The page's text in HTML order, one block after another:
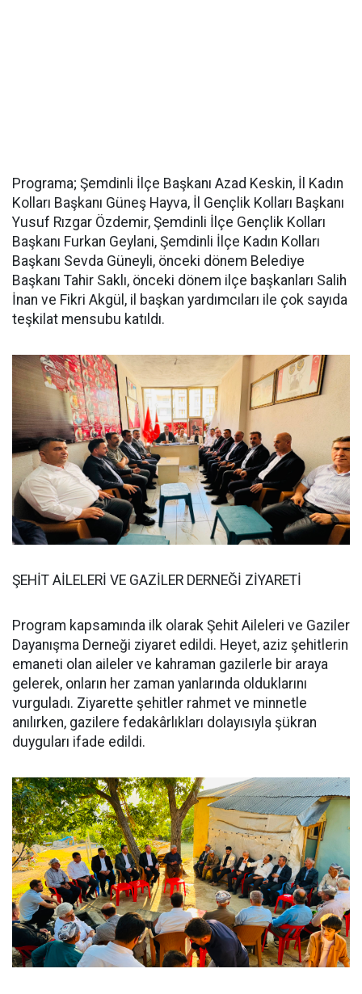
Programa; Şemdinli İlçe Başkanı Azad Keskin, İl Kadın
Kolları Başkanı Güneş Hayva, İl Gençlik Kolları Başkanı
Yusuf Rızgar Özdemir, Şemdinli İlçe Gençlik Kolları
Başkanı Furkan Geylani, Şemdinli İlçe Kadın Kolları
Başkanı Sevda Güneyli, önceki dönem Belediye
Başkanı Tahir Saklı, önceki dönem ilçe başkanları Salih
İnan ve Fikri Akgül, il başkan yardımcıları ile çok sayıda
teşkilat mensubu katıldı.
ŞEHİT AİLELERİ VE GAZİLER DERNEĞİ ZİYARETİ
Program kapsamında ilk olarak Şehit Aileleri ve Gaziler
Dayanışma Derneği ziyaret edildi. Heyet, aziz şehitlerin
emaneti olan aileler ve kahraman gazilerle bir araya
gelerek, onların her zaman yanlarında olduklarını
vurguladı. Ziyarette şehitler rahmet ve minnetle
anılırken, gazilere fedakârlıkları dolayısıyla şükran
duyguları ifade edildi.